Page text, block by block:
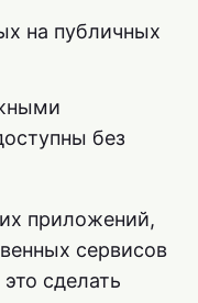
на публичных
без
приложений,
сервисов
сделать